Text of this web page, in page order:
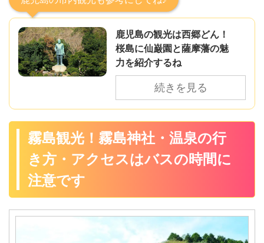
鹿児島の観光は西郷どん！
桜島に仙巌園と薩摩藩の魅
力を紹介するね
続きを見る
霧島観光！霧島神社・温泉の行
き方・アクセスはバスの時間に
注意です